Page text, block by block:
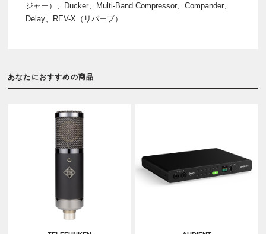
ジャー）、Ducker、Multi-Band Compressor、Compander、
Delay、REV-X（リバーブ）
あなたにおすすめの商品